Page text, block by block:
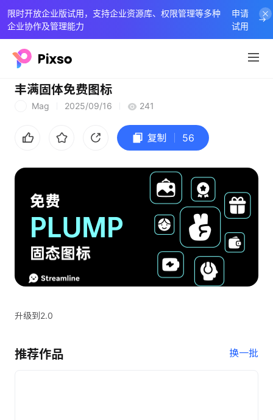
限时开放企业版试用，支持企业资源库、权限管理等多种
企业协作及管理能力
申请
试用
丰满固体免费图标
Mag 2025/09/16 241
复制 56
升级到2.0
推荐作品 换一批